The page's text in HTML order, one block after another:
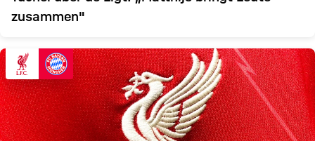
zusammen"